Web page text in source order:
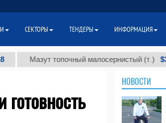
Мазут топочный малосернистый (т.) $300
НОВОСТИ
СЕКТОРЫ ТЕНДЕРЫ ИНФОРМАЦИЯ